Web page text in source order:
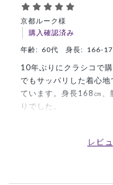
京都ルーク様
購入確認済み
年齢: 60代 身長: 166-
10年ぶりにクラシコで
でもサッパリした着心
ています。身長168㎝、
りでした。
レビ